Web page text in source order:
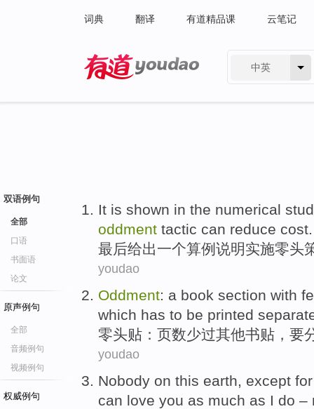
词典 翻译 有道精品课 云笔记
中英
双语例句
全部
口语
书面语
论文
原声例句
全部
音频例句
视频例句
权威例句
It is shown in the numerical
oddment tactic can reduce cost.
最后给出一个算例说明实施零头
youdao
Oddment: a book section with
which has to be printed
零头贴： 页数少过其他书贴， 要
youdao
Nobody on this earth
except for
can love you as much as I do –